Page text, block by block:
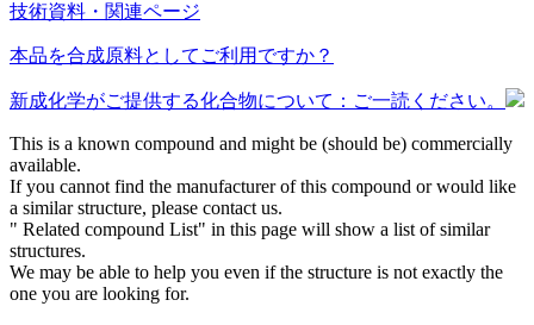
技術資料・関連ページ
本品を合成原料としてご利用ですか？
新成化学がご提供する化合物について：ご一読ください。
This is a known compound and might be (should be) commercially
available.
If you cannot find the manufacturer of this compound or would like
a similar structure, please contact us.
" Related compound List" in this page will show a list of similar
structures.
We may be able to help you even if the structure is not exactly the
one you are looking for.